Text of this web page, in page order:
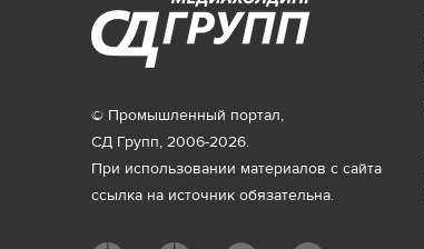
© Промышленный портал,
СД Групп, 2006-2026.
При использовании материалов с сайта
ссылка на источник обязательна.